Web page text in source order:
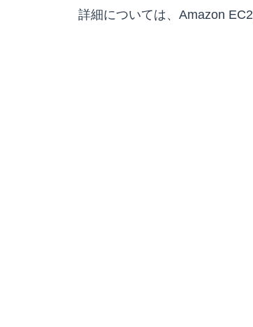
詳細については、Amazon EC2